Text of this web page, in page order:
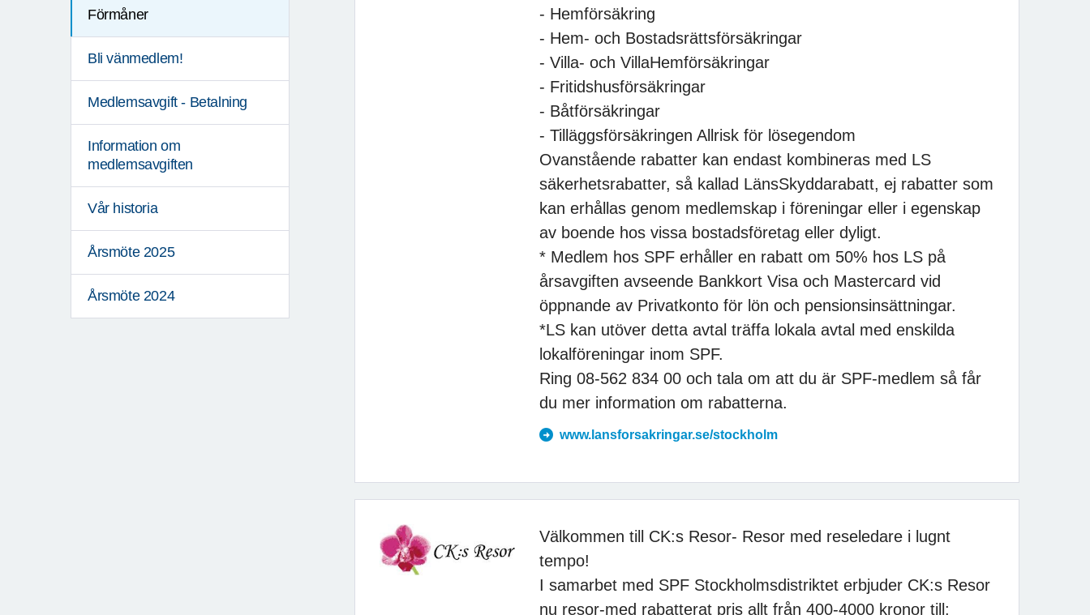
Förmåner
Bli vänmedlem!
Medlemsavgift - Betalning
Information om
medlemsavgiften
Vår historia
Årsmöte 2025
Årsmöte 2024
- Hemförsäkring
- Hem- och Bostadsrättsförsäkringar
- Villa- och VillaHemförsäkringar
- Fritidshusförsäkringar
- Båtförsäkringar
- Tilläggsförsäkringen Allrisk för lösegendom
Ovanstående rabatter kan endast kombineras med LS
säkerhetsrabatter, så kallad LänsSkyddarabatt, ej rabatter som
kan erhållas genom medlemskap i föreningar eller i egenskap
av boende hos vissa bostadsföretag eller dyligt.
* Medlem hos SPF erhåller en rabatt om 50% hos LS på
årsavgiften avseende Bankkort Visa och Mastercard vid
öppnande av Privatkonto för lön och pensionsinsättningar.
*LS kan utöver detta avtal träffa lokala avtal med enskilda
lokalföreningar inom SPF.
Ring 08-562 834 00 och tala om att du är SPF-medlem så får
du mer information om rabatterna.
www.lansforsakringar.se/stockholm
Välkommen till CK:s Resor- Resor med reseledare i lugnt
tempo!
I samarbet med SPF Stockholmsdistriktet erbjuder CK:s Resor
nu resor-med rabatterat pris allt från 400-4000 kronor till: